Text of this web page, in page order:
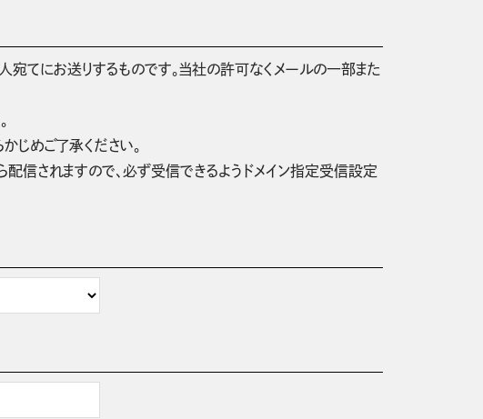
宛てにお送りするものです。当社の許可なくメールの一部また
じめご了承ください。
信されますので、必ず受信できるようドメイン指定受信設定